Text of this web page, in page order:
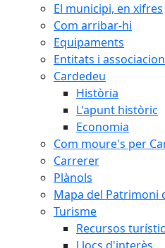
El municipi, en xifres
Com arribar-hi
Equipaments
Entitats i
Cardedeu
Història
L'apunt històric
Economia
Com moure's per
Carrerer
Plànols
Mapa del Patrimoni
Turisme
Recursos